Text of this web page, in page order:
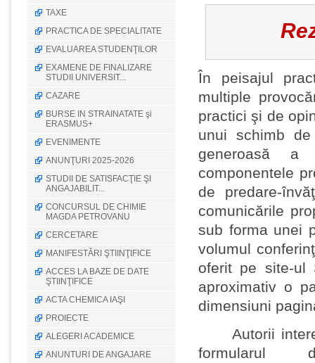
TAXE
PRACTICA DE SPECIALITATE
EVALUAREA STUDENŢILOR
EXAMENE DE FINALIZARE
STUDII UNIVERSIT...
CAZARE
BURSE IN STRAINATATE şi
ERASMUS+
EVENIMENTE
ANUNŢURI 2025-2026
STUDII DE SATISFACŢIE ŞI
ANGAJABILIT...
CONCURSUL DE CHIMIE
MAGDA PETROVANU
CERCETARE
MANIFESTĂRI ŞTIINŢIFICE
ACCES LA BAZE DE DATE
ŞTIINŢIFICE
ACTA CHEMICA IAŞI
PROIECTE
ALEGERI ACADEMICE
ANUNTURI DE ANGAJARE
În peisajul
multiple
practici şi de
unui schimb
generoasă a
componentele
de predare-
comunicările
sub forma unei
volumul
oferit pe site-ul
aproximativ o
dimensiuni
Autorii